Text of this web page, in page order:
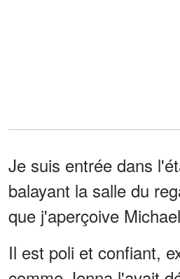
Je suis entrée dans
balayant la salle du
que j'aperçoive
Il est poli et confiant,